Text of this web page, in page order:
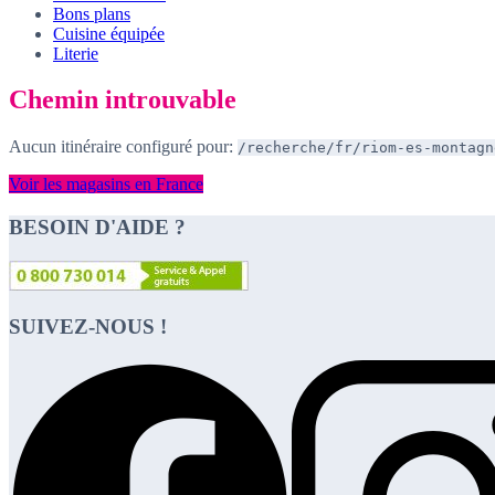
Bons plans
Cuisine équipée
Literie
Chemin introuvable
Aucun itinéraire configuré pour: /recherche/fr/riom-es-
Voir les magasins en France
BESOIN D'AIDE ?
SUIVEZ-NOUS !